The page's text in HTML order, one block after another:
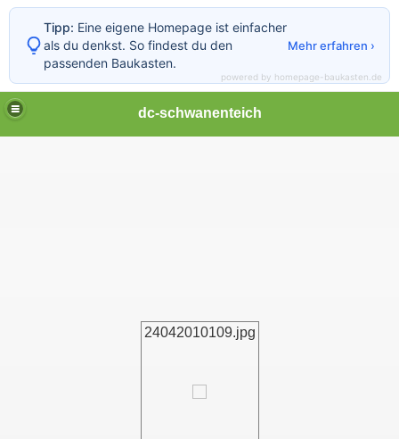
dc-schwanenteich
24042010109.jpg
Tipp: Eine eigene Homepage ist einfacher
als du denkst. So findest du den
passenden Baukasten.
Mehr erfahren ›
powered by homepage-baukasten.de